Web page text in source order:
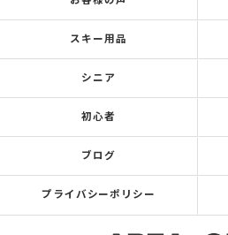
スキー用品
シニア
初心者
ブログ
プライバシーポリシー